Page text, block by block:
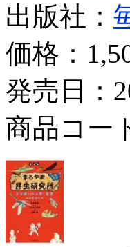
出版社：
価格：
発売日：
商品コー